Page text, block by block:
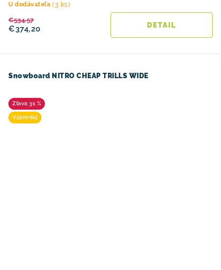
U dodávateľa (3 ks)
€374,20
€534,57
DETAIL
Snowboard NITRO CHEAP TRILLS WIDE
31 %
Výpredaj